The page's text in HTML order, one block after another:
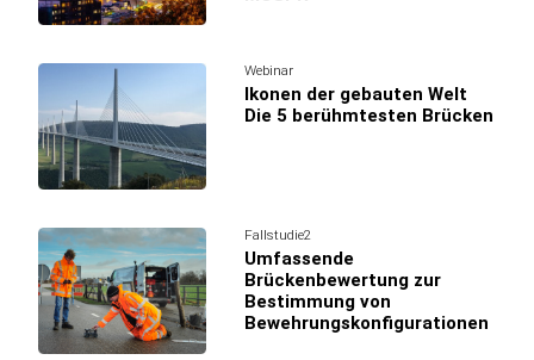
Webinar
Ikonen der gebauten Welt
Die 5 berühmtesten Brücken
Fallstudie2
Umfassende
Brückenbewertung zur
Bestimmung von
Bewehrungskonfigurationen